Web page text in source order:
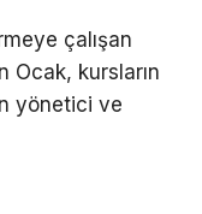
çalışan
Ocak, kursların
yönetici ve